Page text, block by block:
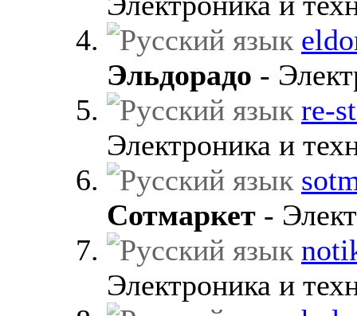
Эльдорадо -
re-
Электроника и
Сотмаркет -
Электроника и